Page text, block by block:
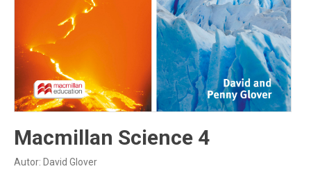
Macmillan Science 4
Autor: David Glover